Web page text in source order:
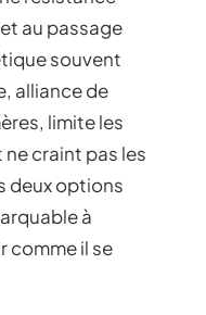
au passage
souvent
alliance de
limite les
craint pas les
deux options
à
comme il se